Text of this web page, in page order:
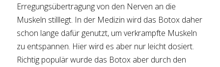
Erregungsübertragung von den Nerven an die
Muskeln stilllegt. In der Medizin wird das Botox daher
schon lange dafür genutzt, um verkrampfte Muskeln
zu entspannen. Hier wird es aber nur leicht dosiert.
Richtig populär wurde das Botox aber durch den